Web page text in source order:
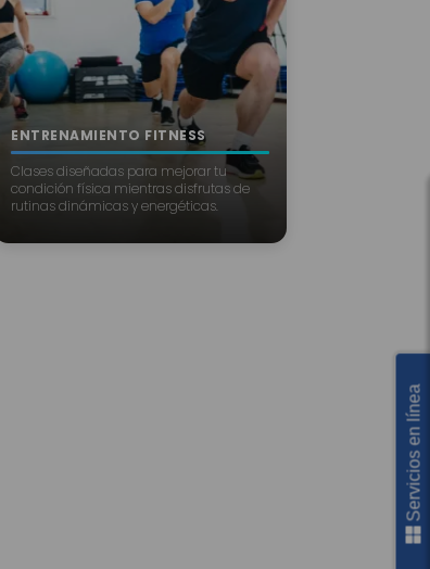
ENTRENAMIENTO FITNESS
Clases diseñadas para mejorar tu
condición física mientras disfrutas de
rutinas dinámicas y energéticas.
Servicios en línea